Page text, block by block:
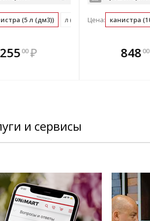
(5 л (дм3)) л (дм3) (0.2 канистра)
25500 ₽
В
всегда
Цена: канистра
В комплекте
выгоднее!
84800
и сервисы